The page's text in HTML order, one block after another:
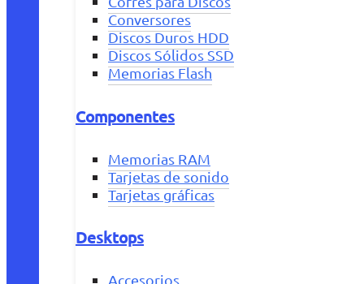
Conversores
Discos Duros HDD
Discos Sólidos SSD
Memorias Flash
Componentes
Memorias RAM
Tarjetas de sonido
Tarjetas gráficas
Desktops
Accesorios